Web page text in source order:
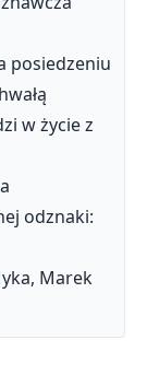
posiedzeniu
w życie z
odznaki:
Marek